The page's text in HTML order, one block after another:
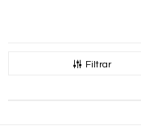
Filtrar